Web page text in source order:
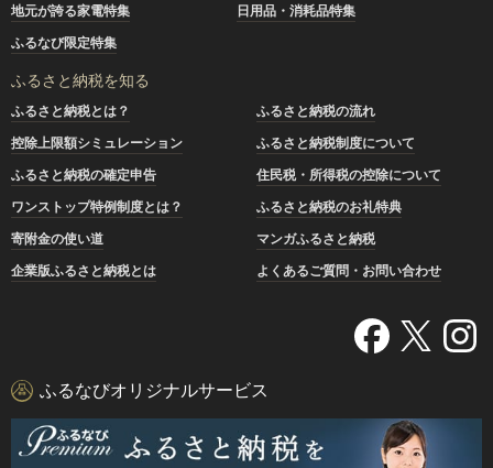
地元が誇る家電特集
日用品・消耗品特集
ふるなび限定特集
ふるさと納税を知る
ふるさと納税とは？
ふるさと納税の流れ
控除上限額シミュレーション
ふるさと納税制度について
ふるさと納税の確定申告
住民税・所得税の控除について
ワンストップ特例制度とは？
ふるさと納税のお礼特典
寄附金の使い道
マンガふるさと納税
企業版ふるさと納税とは
よくあるご質問・お問い合わせ
ふるなびオリジナルサービス